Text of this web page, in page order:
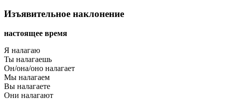
Изъявительное наклонение
настоящее время
Я налагаю
Ты налагаешь
Он/она/оно налагает
Мы налагаем
Вы налагаете
Они налагают